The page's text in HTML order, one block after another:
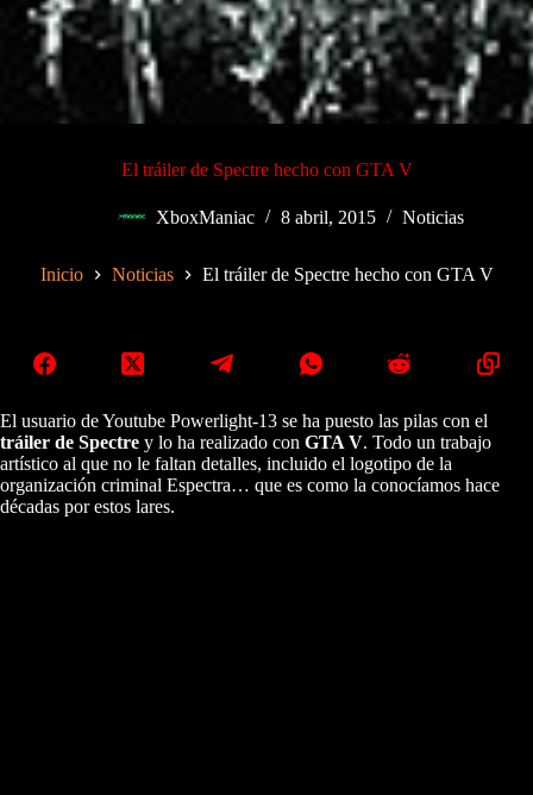
El tráiler de Spectre hecho con GTA V
XboxManiac 8 abril, 2015 Noticias
Inicio Noticias El tráiler de Spectre hecho con GTA V
El usuario de Youtube Powerlight-13 se ha puesto las pilas con el
tráiler de Spectre y lo ha realizado con GTA V. Todo un trabajo
artístico al que no le faltan detalles, incluido el logotipo de la
organización criminal Espectra… que es como la conocíamos hace
décadas por estos lares.